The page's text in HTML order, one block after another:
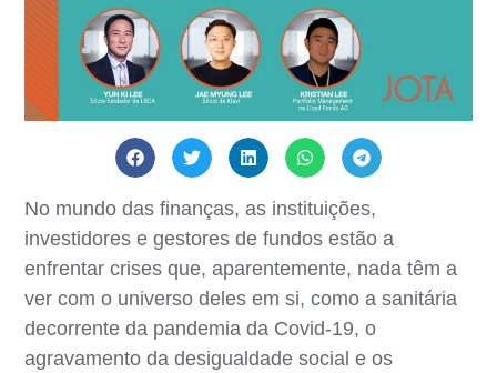
No mundo das finanças, as instituições,
investidores e gestores de fundos estão a
enfrentar crises que, aparentemente, nada têm a
ver com o universo deles em si, como a sanitária
decorrente da pandemia da Covid-19, o
agravamento da desigualdade social e os